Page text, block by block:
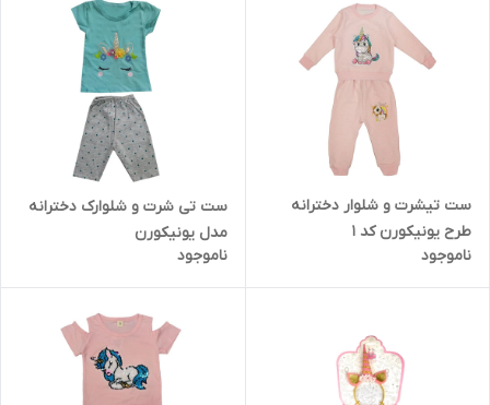
ست تیشرت و شلوار دخترانه
طرح یونیکورن کد 1
ناموجود
ست تی شرت و شلوارک دخترانه
مدل یونیکورن
ناموجود